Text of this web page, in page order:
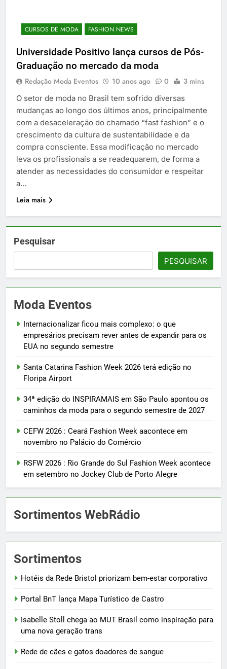
CURSOS DE MODA FASHION NEWS
Universidade Positivo lança cursos de Pós-
Graduação no mercado da moda
Redação Moda Eventos 10 anos ago 0 3 mins
O setor de moda no Brasil tem sofrido diversas
mudanças ao longo dos últimos anos, principalmente
com a desaceleração do chamado “fast fashion” e o
crescimento da cultura de sustentabilidade e da
compra consciente. Essa modificação no mercado
leva os profissionais a se readequarem, de forma a
atender as necessidades do consumidor e respeitar
a…
Leia mais
Pesquisar
PESQUISAR
Moda Eventos
Internacionalizar ficou mais complexo: o que
empresários precisam rever antes de expandir para os
EUA no segundo semestre
Santa Catarina Fashion Week 2026 terá edição no
Floripa Airport
34ª edição do INSPIRAMAIS em São Paulo apontou os
caminhos da moda para o segundo semestre de 2027
CEFW 2026 : Ceará Fashion Week aacontece em
novembro no Palácio do Comércio
RSFW 2026 : Rio Grande do Sul Fashion Week acontece
em setembro no Jockey Club de Porto Alegre
Sortimentos WebRádio
Sortimentos
Hotéis da Rede Bristol priorizam bem-estar corporativo
Portal BnT lança Mapa Turístico de Castro
Isabelle Stoll chega ao MUT Brasil como inspiração para
uma nova geração trans
Rede de cães e gatos doadores de sangue